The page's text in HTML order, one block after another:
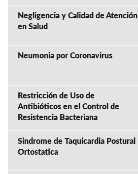
Negligencia y Calidad de Atención
en Salud
Neumonia por Coronavirus
Restricción de Uso de
Antibióticos en el Control de
Resistencia Bacteriana
Sindrome de Taquicardia Postural
Ortostatica